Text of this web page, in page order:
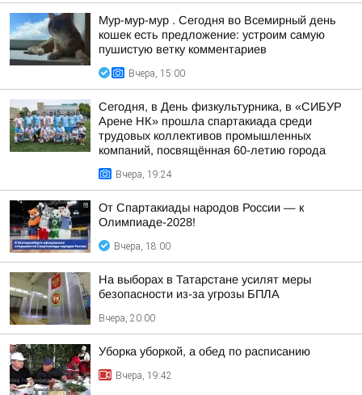
Мур-мур-мур . Сегодня во Всемирный день
кошек есть предложение: устроим самую
пушистую ветку комментариев
Вчера, 15:00
Сегодня, в День физкультурника, в «СИБУР
Арене НК» прошла спартакиада среди
трудовых коллективов промышленных
компаний, посвящённая 60-летию города
Вчера, 19:24
От Спартакиады народов России — к
Олимпиаде-2028!
Вчера, 18:00
На выборах в Татарстане усилят меры
безопасности из-за угрозы БПЛА
Вчера, 20:00
Уборка уборкой, а обед по расписанию
Вчера, 19:42